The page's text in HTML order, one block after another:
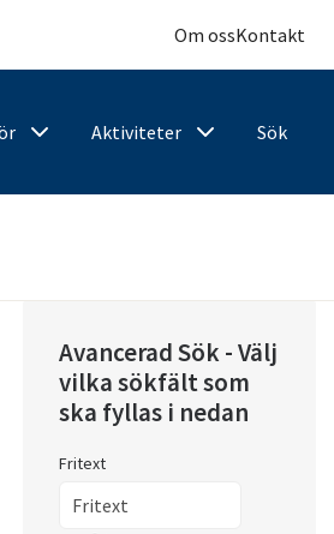
Om ossKontakt
Aktiviteter Sök
Avancerad Sök - Välj
vilka sökfält som
ska fyllas i nedan
Fritext